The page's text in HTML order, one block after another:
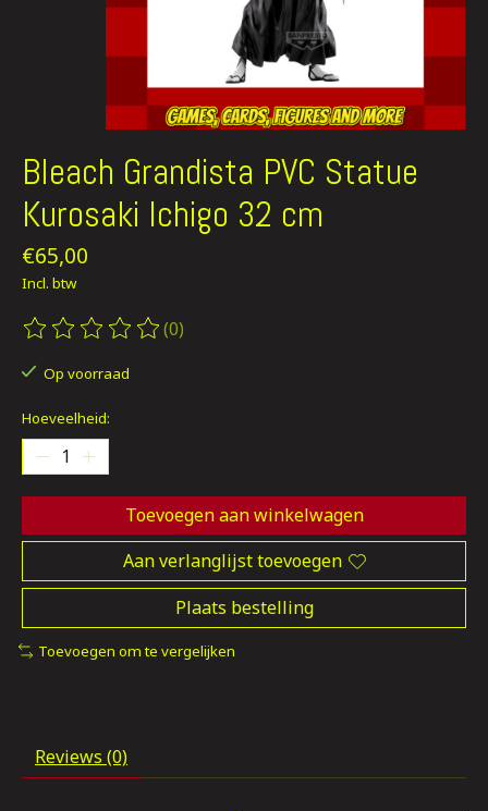
Bleach Grandista PVC Statue
Kurosaki Ichigo 32 cm
€65,00
Incl. btw
De beoordeling van dit product is
(0)
Op voorraad
Hoeveelheid:
Toevoegen aan winkelwagen
Aan verlanglijst toevoegen
Plaats bestelling
Toevoegen om te vergelijken
Reviews (0)